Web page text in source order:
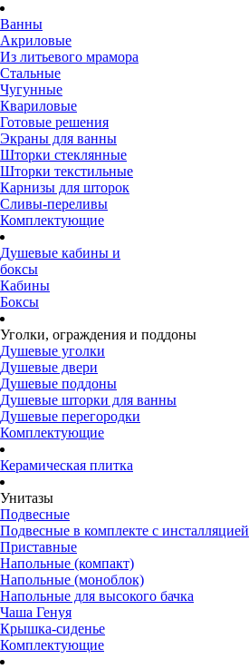
Ванны
Акриловые
Из литьевого мрамора
Стальные
Чугунные
Квариловые
Готовые решения
Экраны для ванны
Шторки стеклянные
Шторки текстильные
Карнизы для шторок
Сливы-переливы
Комплектующие
Душевые кабины и
боксы
Кабины
Боксы
Уголки, ограждения и поддоны
Душевые уголки
Душевые двери
Душевые поддоны
Душевые шторки для ванны
Душевые перегородки
Комплектующие
Керамическая плитка
Унитазы
Подвесные
Подвесные в комплекте с инсталляцией
Приставные
Напольные (компакт)
Напольные (моноблок)
Напольные для высокого бачка
Чаша Генуя
Крышка-сиденье
Комплектующие